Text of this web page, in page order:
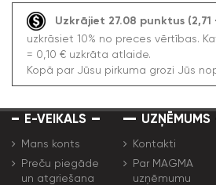
Uzkrājiet 27.08 punktus
uzkrāsiet 10% no preces vērtības.
= 0,10 € uzkrāta atlaide.
Kopā par Jūsu pirkuma grozi Jūs
E-VEIKALS
Mans konts
Preču piegāde
un atgriešana
UZŅĒMUMS
Kontakti
Par MAGMA
uzņēmumu